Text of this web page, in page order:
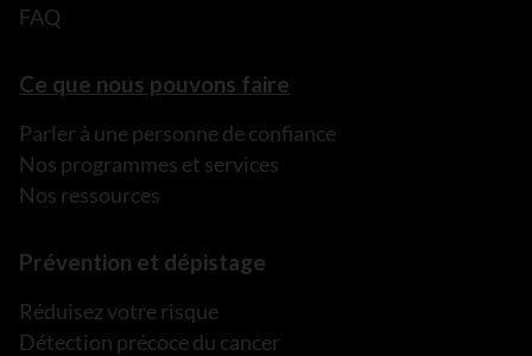
FAQ
Ce que nous pouvons faire
Parler à une personne de confiance
Nos programmes et services
Nos ressources
Prévention et dépistage
Réduisez votre risque
Détection précoce du cancer